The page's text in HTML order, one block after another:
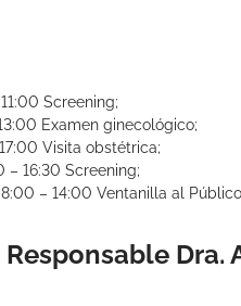
Screening;
Examen ginecológico;
Visita obstétrica;
– 16:30 Screening;
8:00 – 14:00 Ventanilla al Público
Dra.